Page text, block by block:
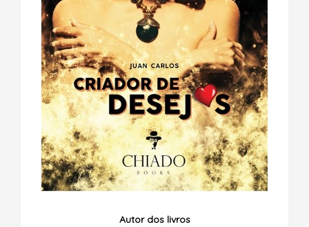
Autor dos livros